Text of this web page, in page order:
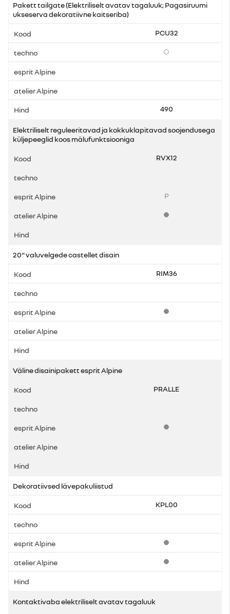
Pakett tailgate (Elektriliselt avatav tagaluuk; Pagasiruumi
ukseserva dekoratiivne kaitseriba)
PCU32
Lisavarustus
490
Elektriliselt reguleeritavad ja kokkuklapitavad soojendusega
küljepeeglid koos mälufunktsiooniga
RVX12
P
Standardvarustus
20" valuvelgede castellet disain
RIM36
Standardvarustus
Väline disainipakett esprit Alpine
PRALLE
Standardvarustus
Dekoratiivsed lävepakuliistud
KPL00
Standardvarustus
Standardvarustus
Kontaktivaba elektriliselt avatav tagaluuk